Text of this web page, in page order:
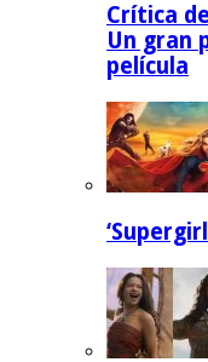
Crítica
Un gran
película